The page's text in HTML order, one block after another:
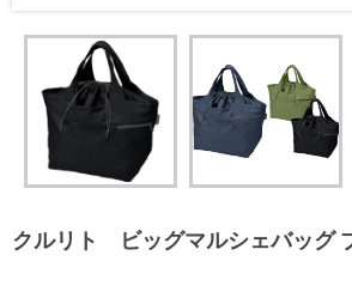
クルリト ビッグマルシェバッグ